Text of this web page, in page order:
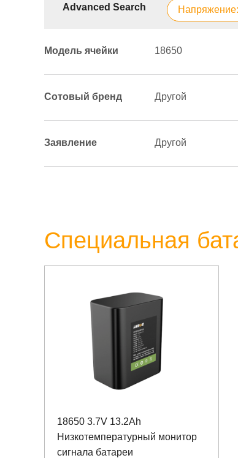
Advanced Search
Модель ячейки 18650
Сотовый бренд Другой
Заявление Другой
Специальная
18650 3.7V 13.2Ah
Низкотемпературный монитор
сигнала батареи